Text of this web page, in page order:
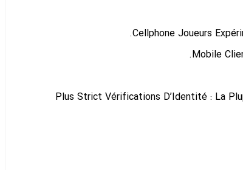
Cellphone Joueurs
Mobile
Plus Strict Vérifications D’Identité : La